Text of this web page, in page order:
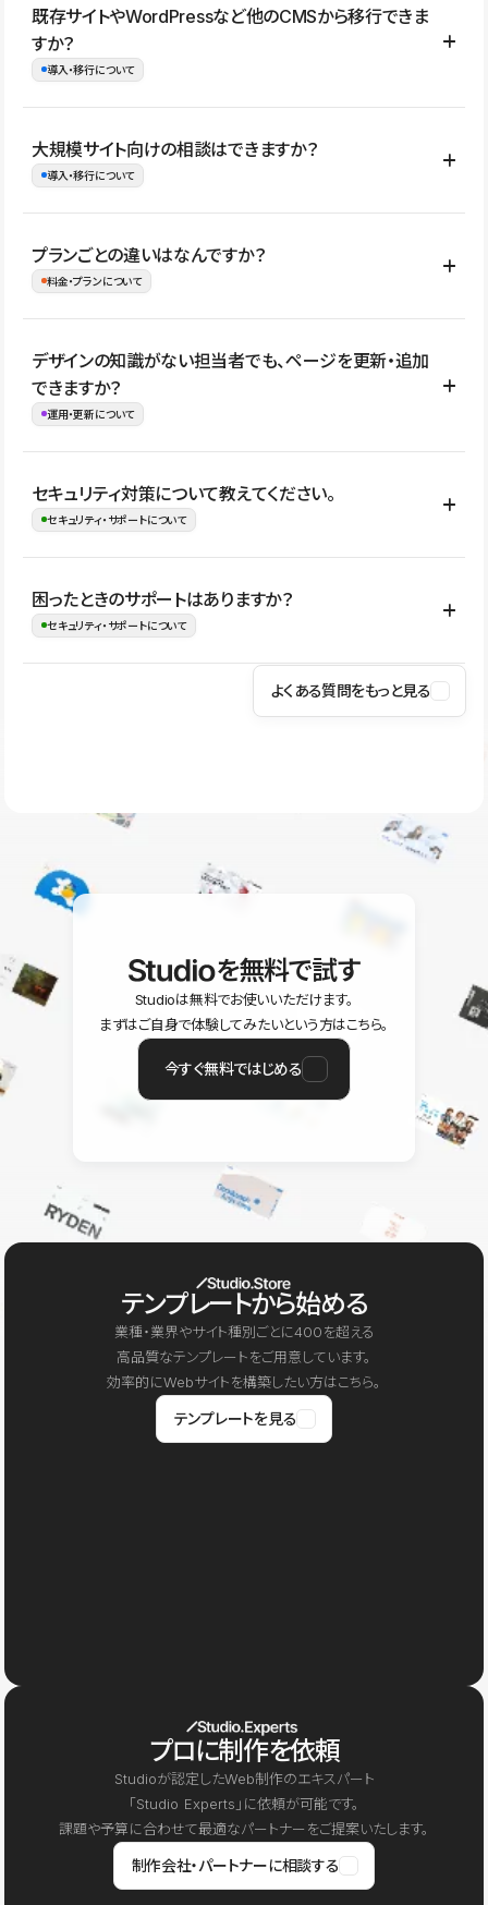
コーポレートサイト、サービスサイト、LP、採用サイト、ブロ
グ・メディア、イベントサイト、店舗・商品紹介サイト、ポートフ
ォリオなど幅広く制作できます。
既存サイトやWordPressなど他のCMSから移行できま
すか？
導入・移行について
はい。既存サイトの構成やコンテンツ、URLを整理したうえで、
Studio上に再構築する形で移行できます。 WordPressの場合は、
イト全体のデザインや設定がそのまま移行されるわけではないた
め、移行後にページ構成やデザイン、CMS設計、URL・リダイレク
大規模サイト向けの相談はできますか？
導入・移行について
はい。アクセス規模が大きいサイトや、複数部門での運用、権限管
理、セキュリティ確認、既存システムとの連携など、個別の要件が
ない段階でも、お問い合わせください。
お問合せはこちら
プランごとの違いはなんですか？
料金・プランについて
公開ページ数、バージョン履歴の期間、CMS利用数の上限、権限
管理の有無などがプランごとに異なります。詳しくは料金プランペ
ージをご覧ください。
デザインの知識がない担当者でも、ページを更新・追加
できますか？
運用・更新について
はい。CMSやコンポーネントを活用して更新範囲を設計しておく
ことで、デザインを崩しにくい状態で運用できます。 さらにコン
ながらレイアウトに影響を与えずに更新作業を進めやすくなりま
す。
セキュリティ対策について教えてください。
セキュリティ・サポートについて
Studioでは、公開サイトやサービスを安全に利用できるよう、通信
の暗号化、データ保護、アクセス管理、脆弱性対策など、複数の観
はSSL/TLSによる通信暗号化に対応しており、悪質なスクリプトの
困ったときのサポートはありますか？
セキュリティ・サポートについて
操作方法や機能については、ヘルプセンターでご確認いただけま
ユーザー同士で質問・相談できるコミュニティもご利用ください。
よくある質問をもっと見る
を無料で試す
Studioは無料でお使いいただけます。
まずはご自身で体験してみたいという方はこちら。
今すぐ無料ではじめる
テンプレートから始める
業種・業界やサイト種別ごとに400を超える
高品質なテンプレートをご用意しています。
効率的にWebサイトを構築したい方はこちら。
テンプレートを見る
プロに制作を依頼
Studioが認定したWeb制作のエキスパート
「Studio Experts」に依頼が可能です。
課題や予算に合わせて最適なパートナーをご提案いたします。
制作会社・パートナーに相談する